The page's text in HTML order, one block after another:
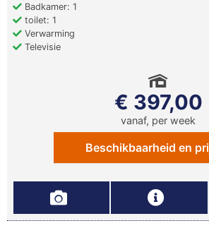
Badkamer: 1
toilet: 1
Verwarming
Televisie
€ 397,00
vanaf, per week
Beschikbaarheid en